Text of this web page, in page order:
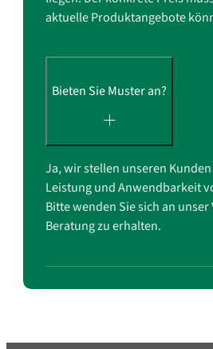
aktuelle Produktangebote
Bieten Sie Muster an?
Ja, wir stellen unseren
Leistung und Anwendbarkeit
Bitte wenden Sie sich an
Beratung zu erhalten.